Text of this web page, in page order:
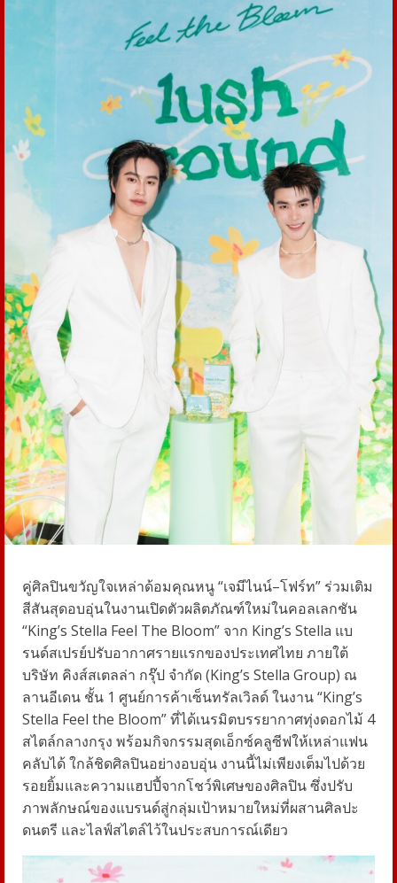
คู่ศิลปินขวัญใจเหล่าด้อมคุณหนู“เจมีไนน์–โฟร์ท” ร่วมเติม
สีสันสุดอบอุ่นในงานเปิดตัวผลิตภัณฑ์ใหม่ในคอลเลกชัน
“King’s Stella Feel The Bloom” จาก King’s Stella แบ
รนด์สเปรย์ปรับอากาศรายแรกของประเทศไทย ภายใต้
บริษัท คิงส์สเตลล่า กรุ๊ป จำกัด (King’s Stella Group) ณ
ลานอีเดน ชั้น 1 ศูนย์การค้าเซ็นทรัลเวิลด์ ในงาน “King’s
Stella Feel the Bloom” ที่ได้เนรมิตบรรยากาศทุ่งดอกไม้ 4
สไตล์กลางกรุง พร้อมกิจกรรมสุดเอ็กซ์คลูซีฟให้เหล่าแฟน
คลับได้ ใกล้ชิดศิลปินอย่างอบอุ่น งานนี้ไม่เพียงเต็มไปด้วย
รอยยิ้มและความแฮปปี้จากโชว์พิเศษของศิลปิน ซึ่งปรับ
ภาพลักษณ์ของแบรนด์สู่กลุ่มเป้าหมายใหม่ที่ผสานศิลปะ
ดนตรี และไลฟ์สไตล์ไว้ในประสบการณ์เดียว